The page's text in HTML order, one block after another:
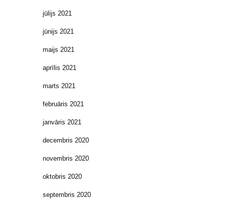
jūlijs 2021
jūnijs 2021
maijs 2021
aprīlis 2021
marts 2021
februāris 2021
janvāris 2021
decembris 2020
novembris 2020
oktobris 2020
septembris 2020